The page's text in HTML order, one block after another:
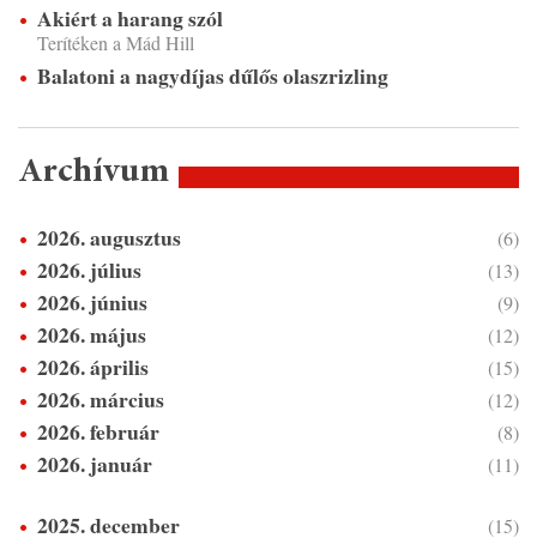
Akiért a harang szól
Terítéken a Mád Hill
Balatoni a nagydíjas dűlős olaszrizling
Archívum
2026. augusztus (6)
2026. július (13)
2026. június (9)
2026. május (12)
2026. április (15)
2026. március (12)
2026. február (8)
2026. január (11)
2025. december (15)